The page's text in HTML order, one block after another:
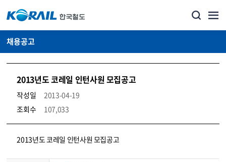
채용공고
2013년도 코레일 인턴사원 모집공고
작성일
2013-04-19
조회수
107,033
코레일소개_경영공시_채용공고 상세보기 – 내용, 파일, 담당자 연락처로 구성
2013년도 코레일 인턴사원 모집공고